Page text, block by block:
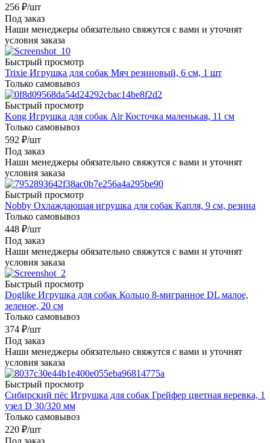
256 ₽/шт
Под заказ
Наши менеджеры обязательно свяжутся с вами и уточнят
условия заказа
Быстрый просмотр
Trixie Игрушка для собак Мяч резиновый, 6 см, 1 шт
Только самовывоз
Быстрый просмотр
Kong Игрушка для собак Air Косточка маленькая, 11 см
Только самовывоз
592 ₽/шт
Под заказ
Наши менеджеры обязательно свяжутся с вами и уточнят
условия заказа
Быстрый просмотр
Nobby Охлаждающая игрушка для собак Капля, 9 см, резина
Только самовывоз
448 ₽/шт
Под заказ
Наши менеджеры обязательно свяжутся с вами и уточнят
условия заказа
Быстрый просмотр
Doglike Игрушка для собак Кольцо 8-мигранное DL малое,
зеленое, 20 см
Только самовывоз
374 ₽/шт
Под заказ
Наши менеджеры обязательно свяжутся с вами и уточнят
условия заказа
Быстрый просмотр
Сибирский пёс Игрушка для собак Грейфер цветная веревка, 1
узел D 30/320 мм
Только самовывоз
220 ₽/шт
Под заказ